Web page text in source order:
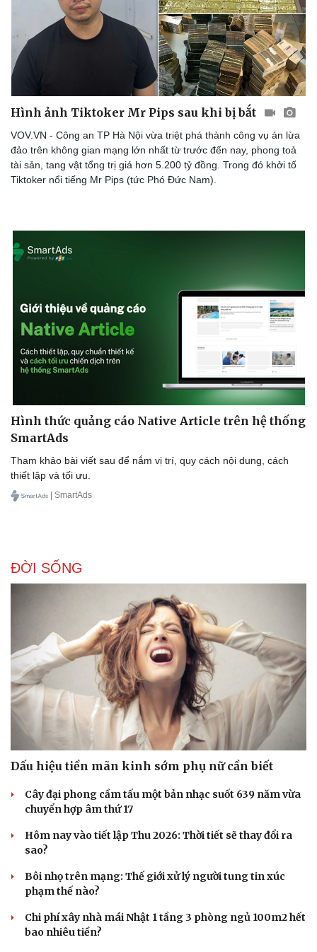
Doanh nghiệp
Doanh nhân
Vì cộng đồng
Công nghệ
Sành điệu
Trải nghiệm
Chuyển đổi số
Hình ảnh Tiktoker Mr Pips sau khi bị bắt
VOV.VN - Công an TP Hà Nội vừa triệt phá thành công vụ án lừa
đảo trên không gian mạng lớn nhất từ trước đến nay, phong toả
tài sản, tang vật tổng trị giá hơn 5.200 tỷ đồng. Trong đó khởi tố
Tiktoker nổi tiếng Mr Pips (tức Phó Đức Nam).
Hình thức quảng cáo Native Article trên hệ thống
SmartAds
Tham khảo bài viết sau để nắm vị trí, quy cách nội dung, cách
thiết lập và tối ưu.
| SmartAds
ĐỜI SỐNG
Dấu hiệu tiền mãn kinh sớm phụ nữ cần biết
Cây đại phong cầm tấu một bản nhạc suốt 639 năm vừa
chuyển hợp âm thứ 17
Hôm nay vào tiết lập Thu 2026: Thời tiết sẽ thay đổi ra
sao?
Bôi nhọ trên mạng: Thế giới xử lý người tung tin xúc
phạm thế nào?
Chi phí xây nhà mái Nhật 1 tầng 3 phòng ngủ 100m2 hết
bao nhiêu tiền?